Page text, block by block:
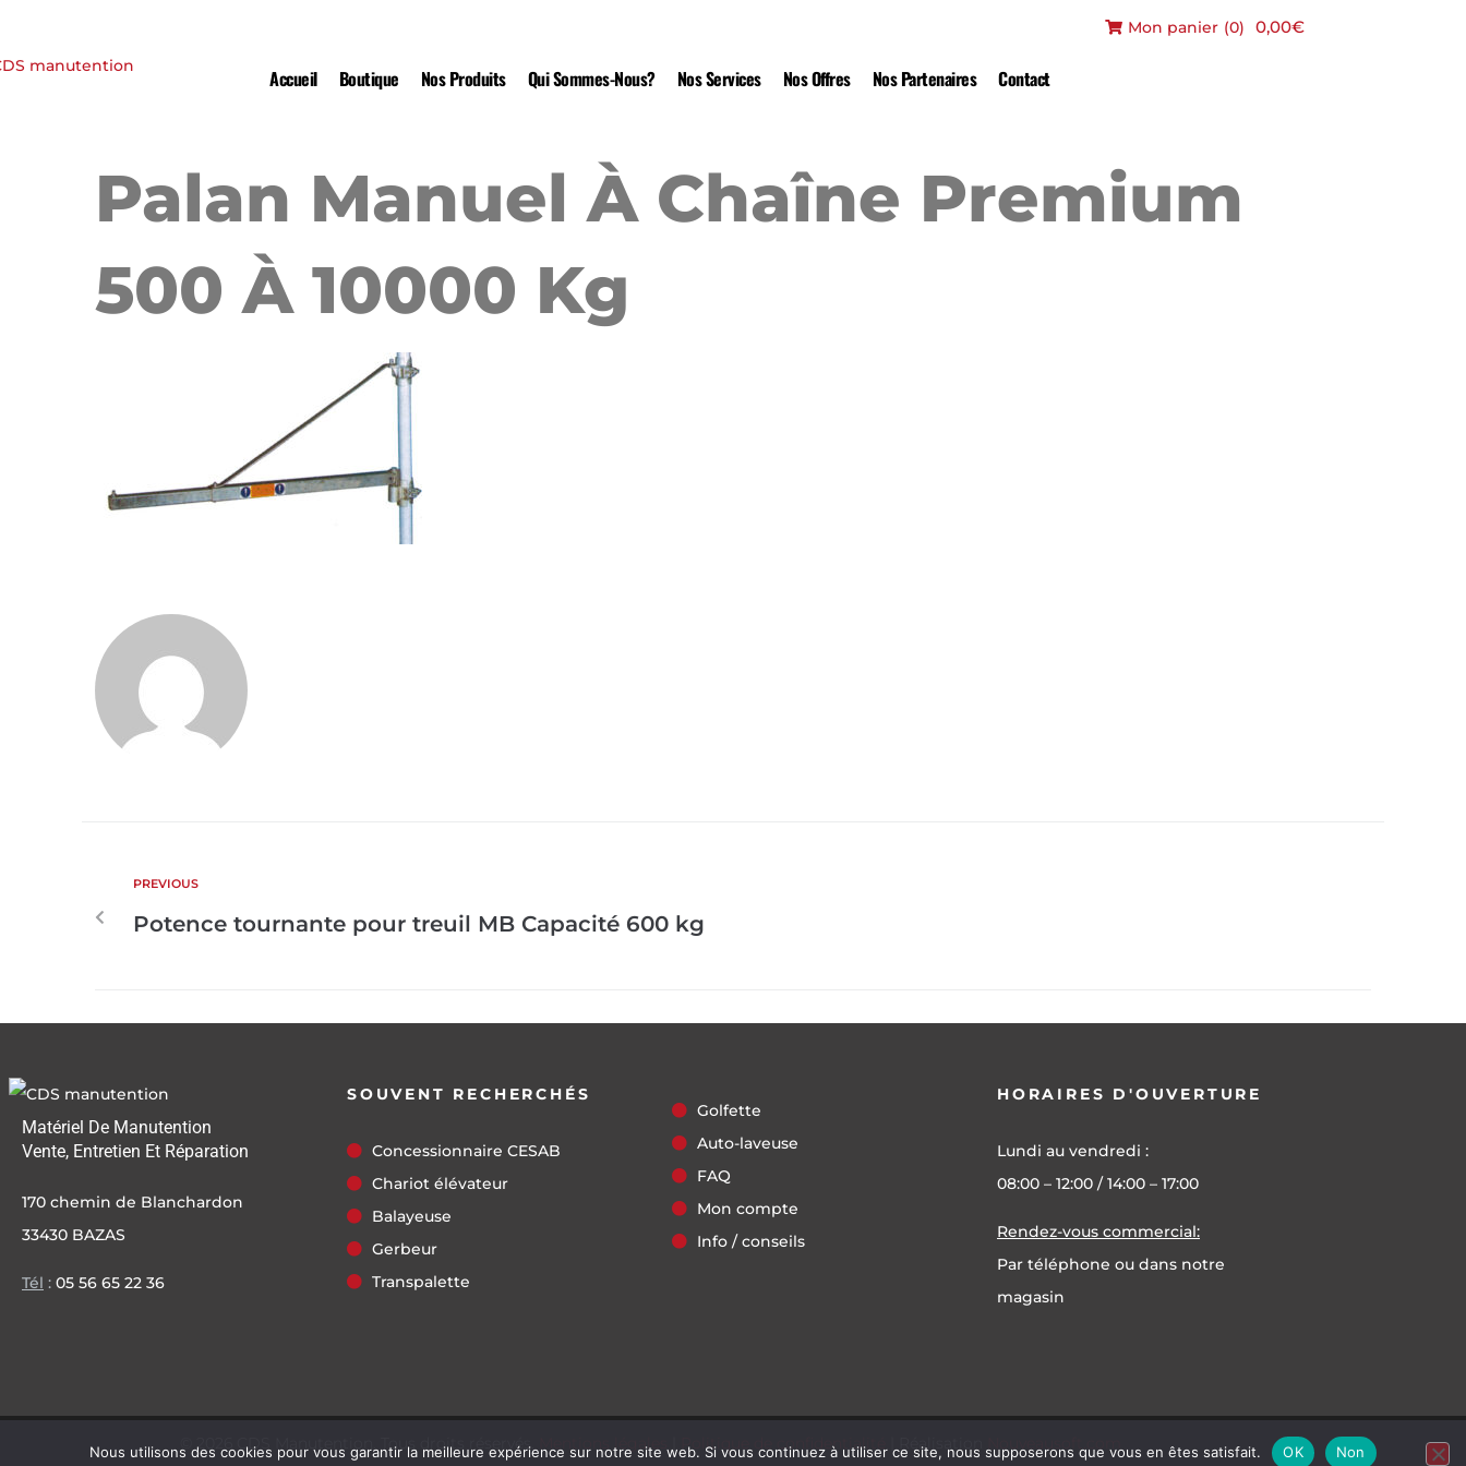
Accueil Boutique Nos Produits Qui Sommes-Nous? Nos Services Nos Offres Nos Partenaires Contact
Mon panier (0) 0,00€
Palan Manuel À Chaîne Premium
500 À 10000 Kg
PREVIOUS
Potence tournante pour treuil MB Capacité 600 kg
Matériel De Manutention
Vente, Entretien Et Réparation
170 chemin de Blanchardon
33430 BAZAS
Tél : 05 56 65 22 36
SOUVENT RECHERCHÉS
Concessionnaire CESAB
Chariot élévateur
Balayeuse
Gerbeur
Transpalette
Golfette
Auto-laveuse
FAQ
Mon compte
Info / conseils
HORAIRES D'OUVERTURE
Lundi au vendredi :
08:00 – 12:00 / 14:00 – 17:00
Rendez-vous commercial:
Par téléphone ou dans notre
magasin
2026 CDS Manutention. Tous droits réservés. Mentions légales Politique de confidentialité | Réalisation
Nous utilisons des cookies pour vous garantir la meilleure expérience sur notre site web. Si vous continuez à utiliser ce site, nous supposerons que vous en êtes satisfait. OK Non